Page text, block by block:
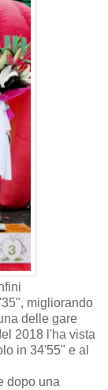
migliorando
delle gare
2018 l'ha vista
in 34'55" e al
dopo una